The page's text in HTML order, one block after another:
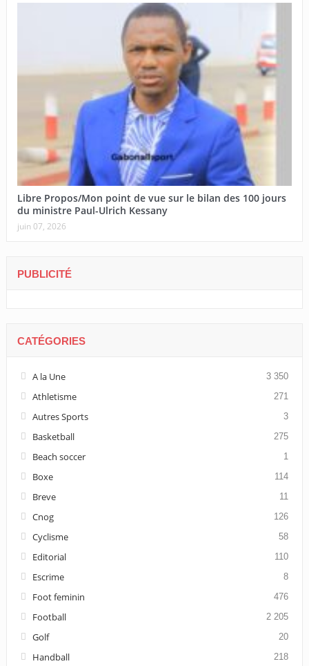
Libre Propos/Mon point de vue sur le bilan des 100 jours
du ministre Paul-Ulrich Kessany
juin 07, 2026
PUBLICITÉ
CATÉGORIES
A la Une 3 350
Athletisme 271
Autres Sports 3
Basketball 275
Beach soccer 1
Boxe 114
Breve 11
Cnog 126
Cyclisme 58
Editorial 110
Escrime 8
Foot feminin 476
Football 2 205
Golf 20
Handball 218